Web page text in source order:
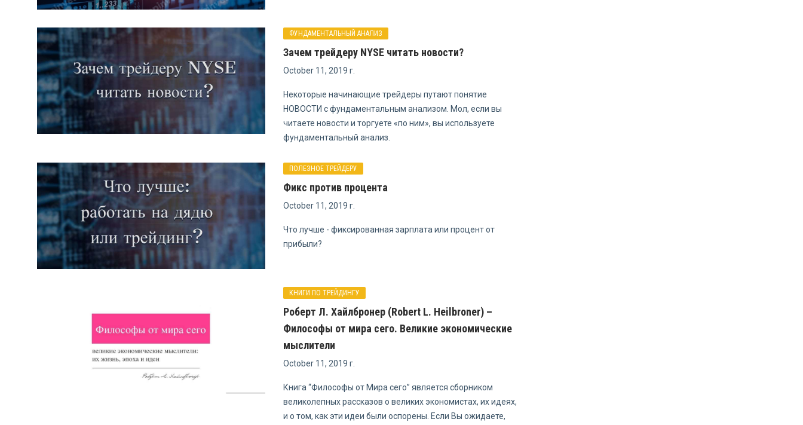
ФУНДАМЕНТАЛЬНЫЙ АНАЛИЗ
Зачем трейдеру NYSE читать новости?
October 11, 2019 г.
Некоторые начинающие трейдеры путают понятие
НОВОСТИ с фундаментальным анализом. Мол, если вы
читаете новости и торгуете «по ним», вы используете
фундаментальный анализ.
ПОЛЕЗНОЕ ТРЕЙДЕРУ
Фикс против процента
October 11, 2019 г.
Что лучше - фиксированная зарплата или процент от
прибыли?
КНИГИ ПО ТРЕЙДИНГУ
Роберт Л. Хайлбронер (Robert L. Heilbroner) –
Философы от мира сего. Великие экономические
мыслители
October 11, 2019 г.
Книга “Философы от Мира сего” является сборником
великолепных рассказов о великих экономистах, их идеях,
и о том, как эти идеи были оспорены. Если Вы ожидаете,